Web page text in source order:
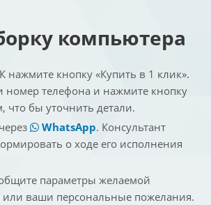
компьютера
нажмите кнопку «Купить в 1 клик».
телефона и нажмите кнопку
бы уточнить детали.
WhatsApp. Консультант
о ходе его исполнения
параметры желаемой
ваши персональные пожелания.